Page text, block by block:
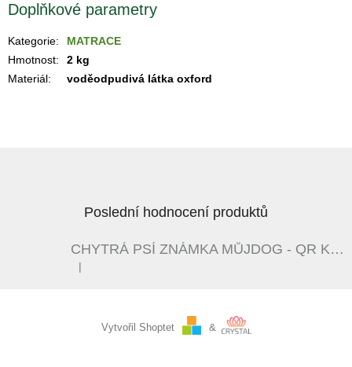
Doplňkové parametry
Kategorie:
MATRACE
Hmotnost:
2 kg
Materiál: voděodpudivá látka oxford
Poslední hodnocení produktů
CHYTRÁ PSÍ ZNÁMKA MŮJDOG - QR KÓD - ČERNÁ / BÍLÁ
Hodnocení produktu je 5 z 5 hvězdiček.
|
Vytvořil Shoptet &